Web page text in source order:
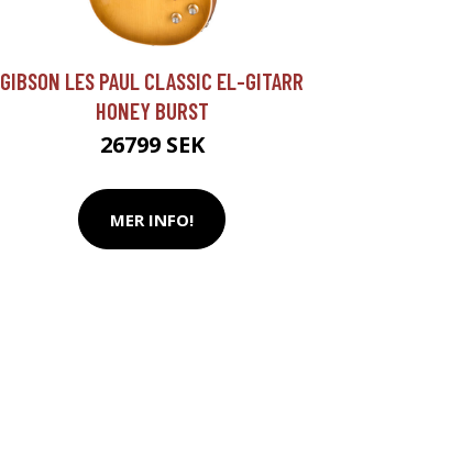
GIBSON LES PAUL CLASSIC EL-GITARR
HONEY BURST
26799 SEK
MER INFO!